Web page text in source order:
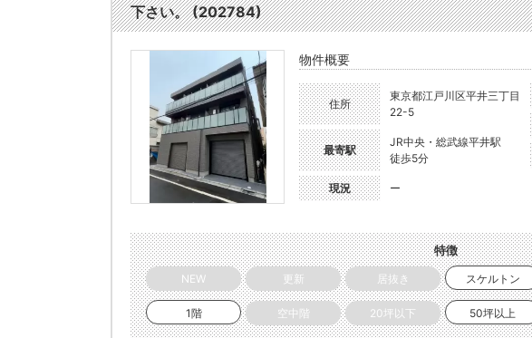
下さい。 (202784)
物件概要
住所
東京都江戸川区平井三丁目
22-5
最寄駅
JR中央・総武線平井駅
徒歩5分
現況 ー
特徴
NEW 更新 居抜き スケルトン
1階 空中階 20坪以下 50坪以上